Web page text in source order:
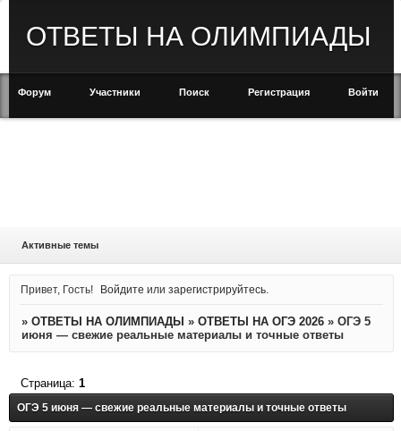
ОТВЕТЫ НА ОЛИМПИАДЫ
Форум Участники Поиск Регистрация Войти
Активные темы
Привет, Гость! Войдите илизарегистрируйтесь
» ОТВЕТЫ НА ОЛИМПИАДЫ » ОТВЕТЫ НА ОГЭ 2026 » ОГЭ 5
июня — свежие реальные материалы и точные ответы
ОГЭ 5 июня — свежие реальные материалы и точные ответы
Страница: 1